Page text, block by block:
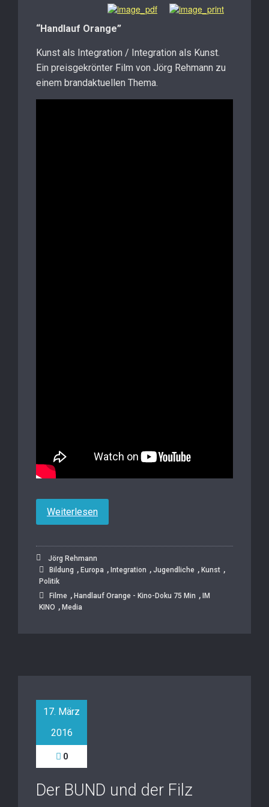
“Handlauf Orange”
Kunst als Integration / Integration als Kunst.
Ein preisgekrönter Film von Jörg Rehmann zu
einem brandaktuellen Thema.
Weiterlesen
Jörg Rehmann
Bildung , Europa , Integration , Jugendliche , Kunst ,
Politik
Filme , Handlauf Orange - Kino-Doku 75 Min , IM
KINO , Media
17. März
2016
0
Der BUND und der Filz